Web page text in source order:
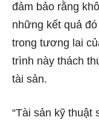
đảm bảo rằng
những kết quả
trong tương lai
trình này thách
tài sản.
“Tài sản kỹ thuật